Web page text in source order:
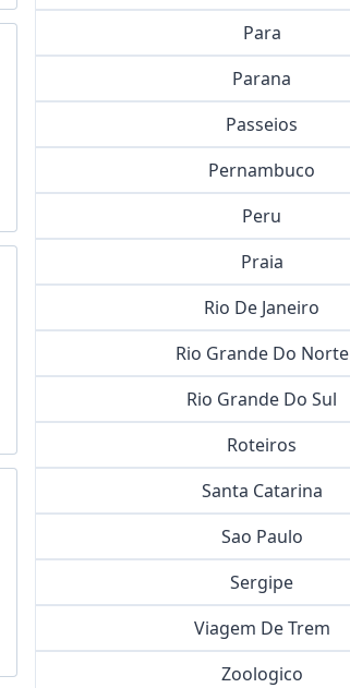
Para
Parana
Passeios
Pernambuco
Peru
Praia
Rio De Janeiro
Rio Grande Do Norte
Rio Grande Do Sul
Roteiros
Santa Catarina
Sao Paulo
Sergipe
Viagem De Trem
Zoologico